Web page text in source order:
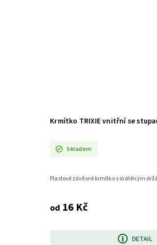
Krmítko TRIXIE vnitřní se
Skladem
od 16 Kč
DETAIL
Plastové závěsné krmítko s drátěným